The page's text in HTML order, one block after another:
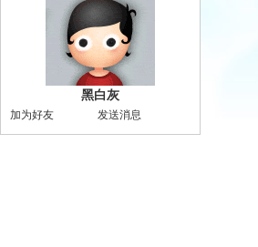
黑白灰
加为好友 发送消息